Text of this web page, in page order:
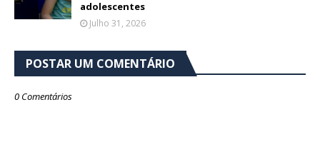
adolescentes
Julho 31, 2026
POSTAR UM COMENTÁRIO
0 Comentários